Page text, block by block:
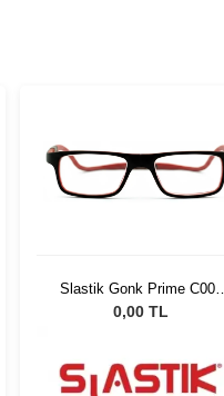
Slastik Gonk Prime C004
Opt 1055861
0,00 TL